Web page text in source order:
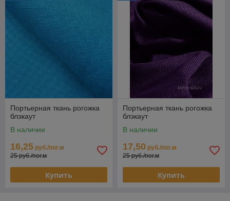
Портьерная ткань рогожка
блэкаут
В наличии
16,25 руб./пог.м
25 руб./пог.м
Купить
Портьерная ткань рогожка
блэкаут
В наличии
17,50 руб./пог.м
25 руб./пог.м
Купить